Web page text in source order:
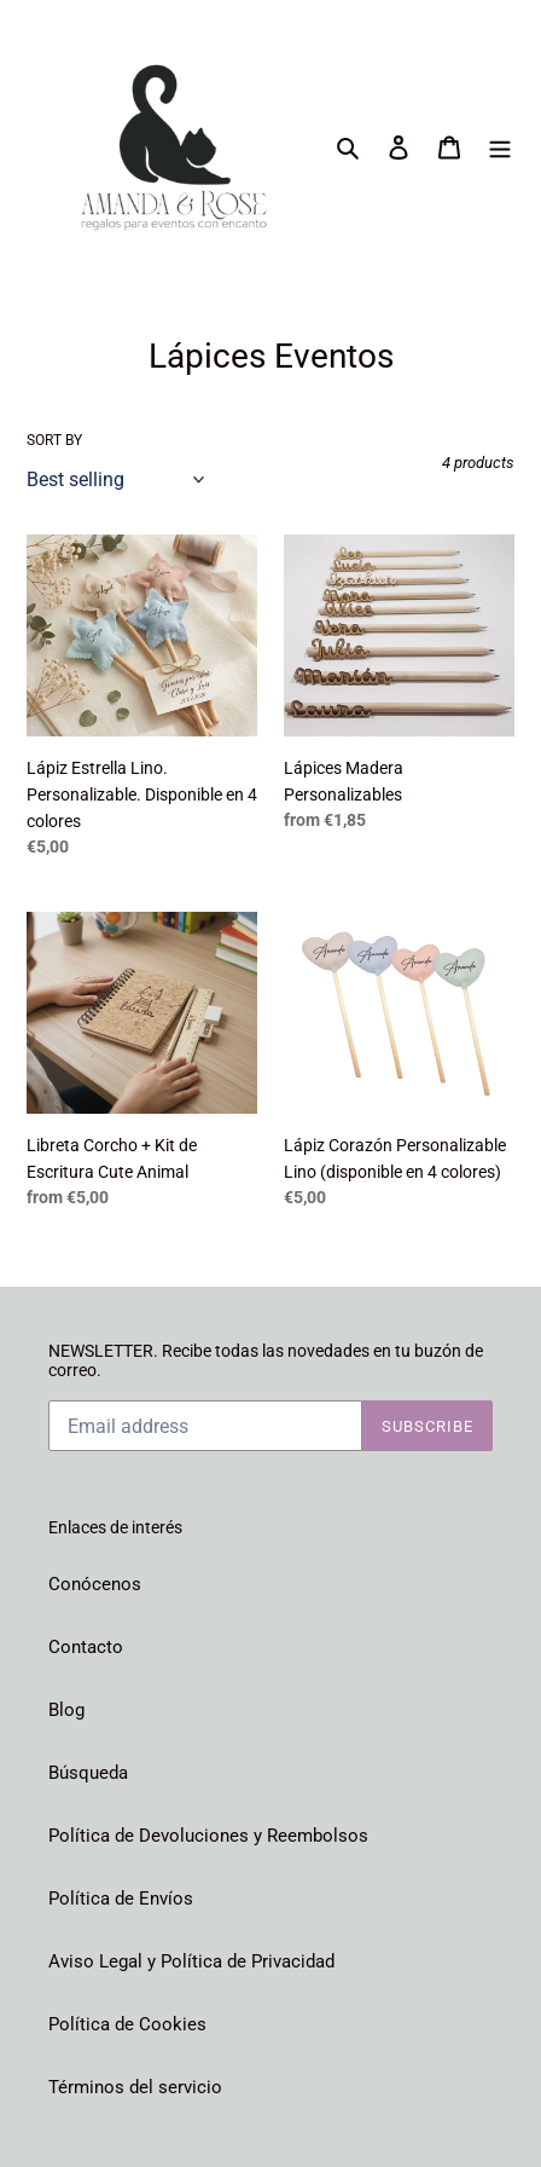
Search Log in Cart
C
c
t
i
o
n
:
Lápices Eventos
SORT BY
4 products
Lápiz
Estrella
Lino.
Personalizable.
Disponible
en
4
colores
Lápiz Estrella Lino.
Personalizable. Disponible en 4
colores
Regular
€5,00
Lápices
Madera
Personalizables
Lápices Madera
Personalizables
Regular
from €1,85
Libreta
Corcho
+
Kit
de
Escritura
Cute
Animal
Libreta Corcho + Kit de
Escritura Cute Animal
Regular
from €5,00
Corazón
Personalizable
(disponible
Lápiz Corazón Personalizable
Lino (disponible en 4 colores)
Regular
€5,00
NEWSLETTER. Recibe todas las novedades en tu buzón de
correo.
SUBSCRIBE
Enlaces de interés
Conócenos
Contacto
Blog
Búsqueda
Política de Devoluciones y Reembolsos
Política de Envíos
Aviso Legal y Política de Privacidad
Política de Cookies
Términos del servicio